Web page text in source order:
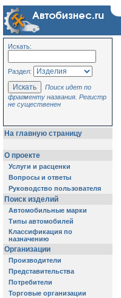
Искать:
Раздел:
Поиск идет по
фрагменту названия. Регистр
не существенен
На главную страницу
О проекте
Услуги и расценки
Вопросы и ответы
Руководство пользователя
Поиск изделий
Автомобильные марки
Типы автомобилей
Классификация по
назначению
Организации
Производители
Представительства
Потребители
Торговые организации